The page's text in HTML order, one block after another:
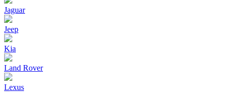
Jaguar
Jeep
Kia
Land Rover
Lexus